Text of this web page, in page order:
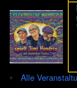
Alle